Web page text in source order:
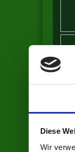
Diese
Wir